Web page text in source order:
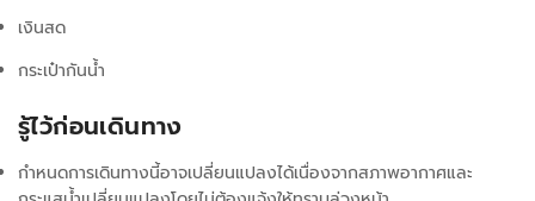
เงินสด
กระเป๋ากันน้ำ
รู้ไว้ก่อนเดินทาง
กำหนดการเดินทางนี้อาจเปลี่ยนแปลงได้เนื่องจากสภาพอากาศและ